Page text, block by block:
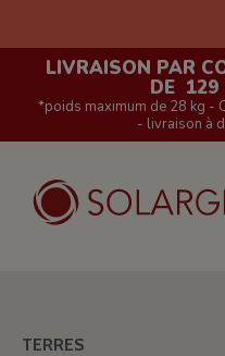
LIVRAISON PAR
DE 129
*poids maximum de 28 kg -
- livraison à
TERRES